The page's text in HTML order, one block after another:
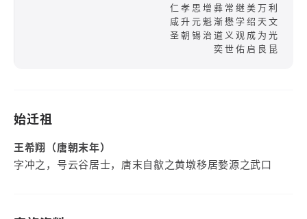
仁孝思增彝常继美万利
咸升元魁渐懋学绍天文
圣朝锡治道义观成为光
奕世佑启良昆
始迁祖
王希翔（唐朝末年）
字冲之，号云谷居士，唐末自歙之黄墩移居婺源之武口